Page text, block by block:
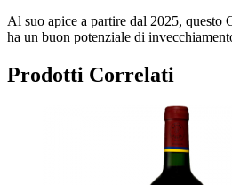
Al suo apice a partire dal 2025, questo
ha un buon potenziale di
Prodotti Correlati